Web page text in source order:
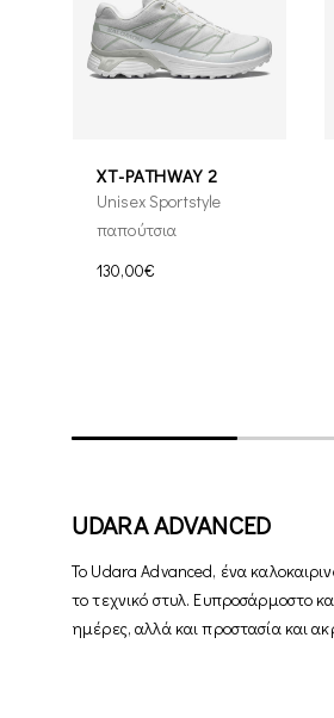
XT-PATHWAY 2
Unisex Sportstyle
παπούτσια
130,00€
UDARA ADVANCED
Το Udara Advanced, ένα
το τεχνικό στυλ. Ευπροσάρμοστο
ημέρες, αλλά και προστασία και